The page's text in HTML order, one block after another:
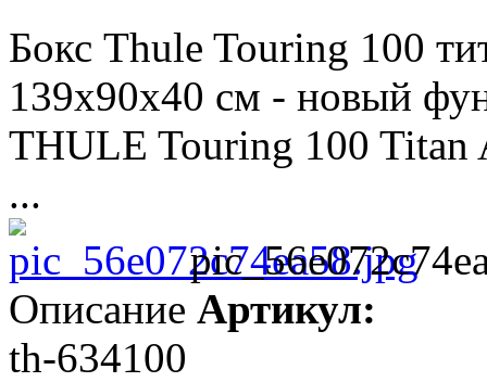
Бокс Thule Touring 100
139х90х40 см - новый
THULE Touring 100 Titan
...
Описание Артикул:
th-634100